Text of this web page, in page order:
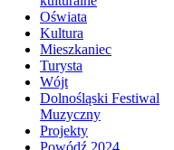
Oświata
Kultura
Mieszkaniec
Turysta
Wójt
Dolnośląski Festiwal
Muzyczny
Projekty
Powódź 2024